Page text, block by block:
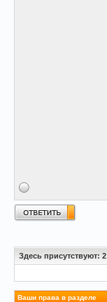
Здесь присутствуют: 2
Ваши права в разделе